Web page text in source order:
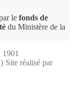
le fonds de
du Ministère de la
·Site réalisé par